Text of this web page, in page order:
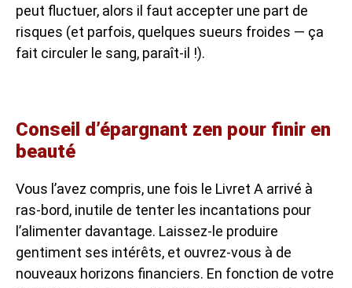
peut fluctuer, alors il faut accepter une part de
risques (et parfois, quelques sueurs froides — ça
fait circuler le sang, paraît-il !).
Conseil d’épargnant zen pour finir en
beauté
Vous l’avez compris, une fois le Livret A arrivé à
ras-bord, inutile de tenter les incantations pour
l’alimenter davantage. Laissez-le produire
gentiment ses intérêts, et ouvrez-vous à de
nouveaux horizons financiers. En fonction de votre